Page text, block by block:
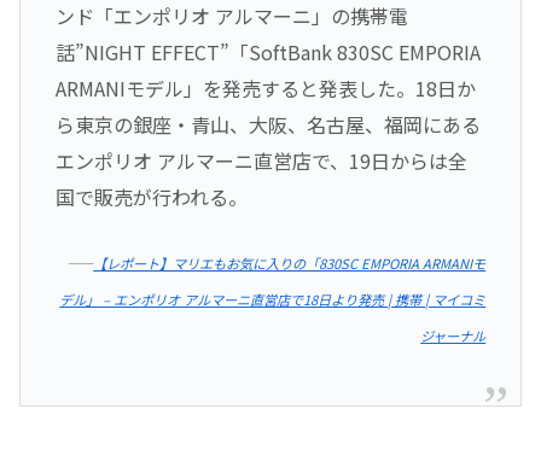
ンド「エンポリオ アルマーニ」の携帯電
話”NIGHT EFFECT”「SoftBank 830SC EMPORIA
ARMANIモデル」を発売すると発表した。18日か
ら東京の銀座・青山、大阪、名古屋、福岡にある
エンポリオ アルマーニ直営店で、19日からは全
国で販売が行われる。
――【レポート】マリエもお気に入りの「830SC EMPORIA ARMANIモ
デル」 – エンポリオ アルマーニ直営店で18日より発売 | 携帯 | マイコミ
ジャーナル